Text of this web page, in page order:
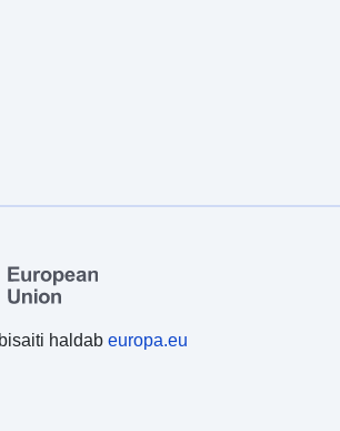
haldab europa.eu